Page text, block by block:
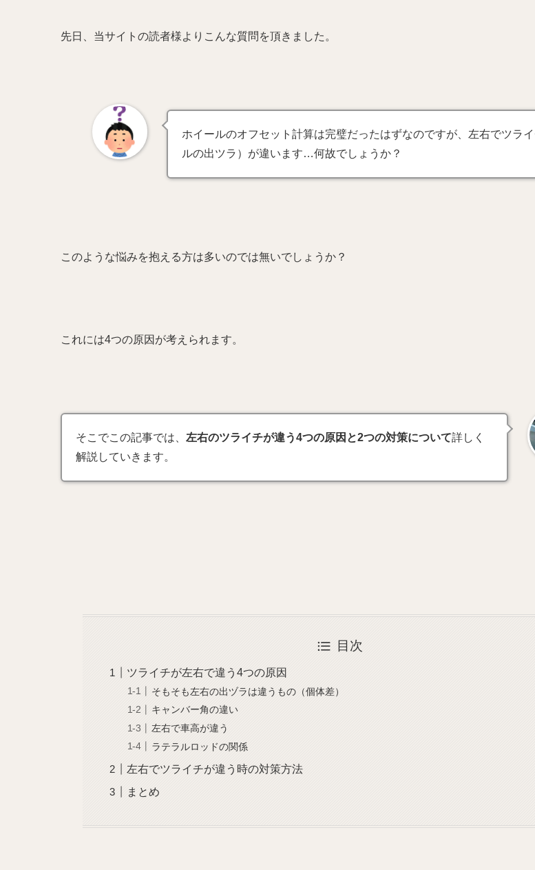
先日、当サイトの読者様よりこんな質問を頂きました。
ホイールのオフセット計算は完璧だったはずなのですが、左右でツラ
ルの出ツラ）が違います…何故でしょうか？
このような悩みを抱える方は多いのでは無いでしょうか？
これには4つの原因が考えられます。
そこでこの記事では、 左右のツライチが違う4つの原因と2つの対策について詳しく
解説していきます。
目次
ツライチが左右で違う4つの原因
そもそも左右の出ヅラは違うもの（個体差）
キャンバー角の違い
左右で車高が違う
ラテラルロッドの関係
左右でツライチが違う時の対策方法
まとめ